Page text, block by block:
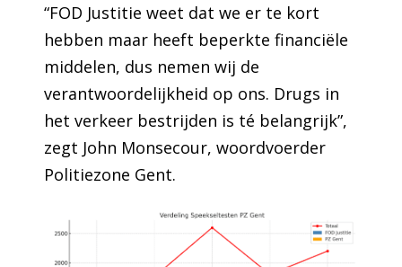
“FOD Justitie weet dat we er te kort
hebben maar heeft beperkte financiële
middelen, dus nemen wij de
verantwoordelijkheid op ons. Drugs in
het verkeer bestrijden is té belangrijk”,
zegt John Monsecour, woordvoerder
Politiezone Gent.